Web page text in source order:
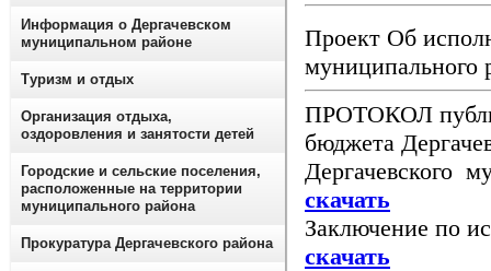
Проект Об
муниципального
ПРОТОКОЛ
бюджета
Дергачевского
скачать
Заключение по
скачать
Информация о Дергачевском
муниципальном районе
Туризм и отдых
Организация отдыха,
оздоровления и занятости детей
Городские и сельские поселения,
расположенные на территории
муниципального района
Прокуратура Дергачевского района